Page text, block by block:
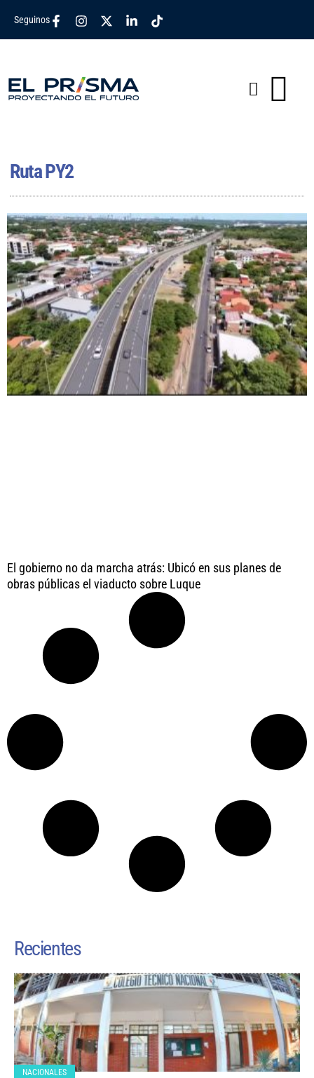
Seguinos
Ruta PY2
El gobierno no da marcha atrás: Ubicó en sus planes de
obras públicas el viaducto sobre Luque
Recientes
NACIONALES